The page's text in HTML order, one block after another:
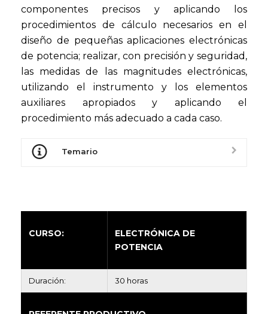
componentes precisos y aplicando los
procedimientos de cálculo necesarios en el
diseño de pequeñas aplicaciones electrónicas
de potencia; realizar, con precisión y seguridad,
las medidas de las magnitudes electrónicas,
utilizando el instrumento y los elementos
auxiliares apropiados y aplicando el
procedimiento más adecuado a cada caso.
Temario
CURSO:
ELECTRÓNICA DE
POTENCIA
Duración: 30 horas